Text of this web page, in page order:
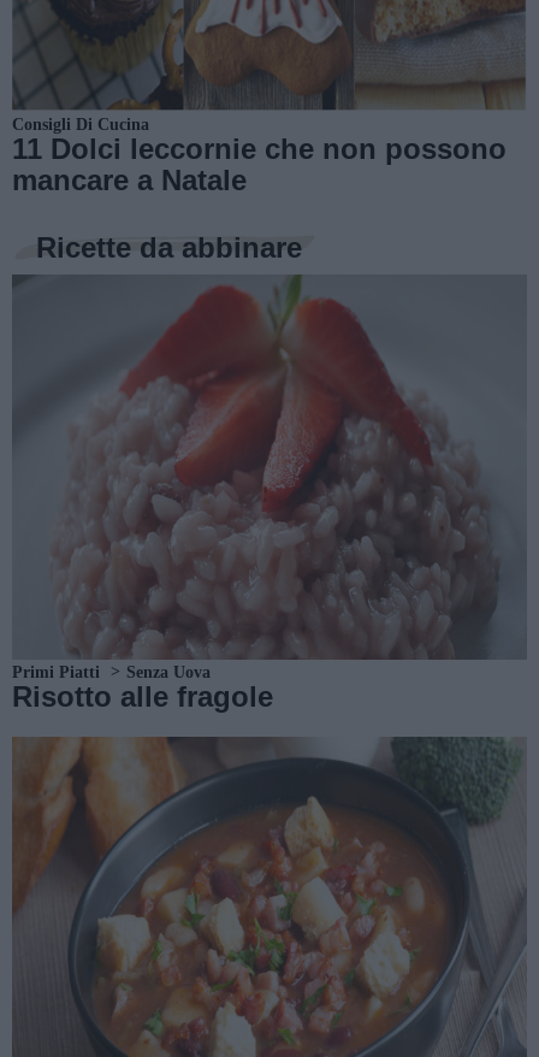
Consigli Di Cucina
11 Dolci leccornie che non possono
mancare a Natale
Ricette da abbinare
Primi Piatti Senza Uova
Risotto alle fragole